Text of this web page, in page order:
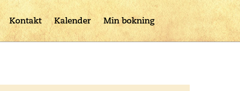
Kontakt Kalender Min bokning